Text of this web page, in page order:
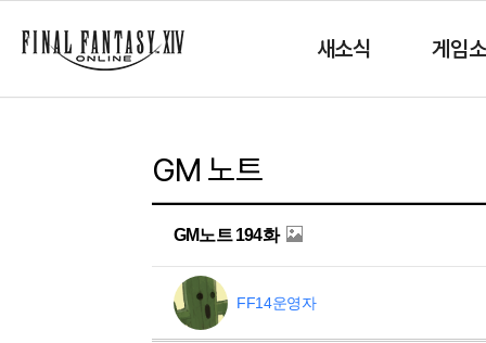
새소식 게임
GM 노트
GM노트 194화
FF14운영자